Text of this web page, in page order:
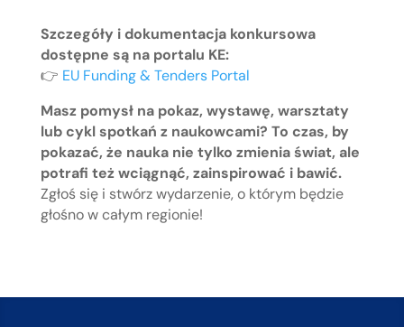
Szczegóły i dokumentacja konkursowa
dostępne są na portalu KE:
👉 EU Funding & Tenders Portal
Masz pomysł na pokaz, wystawę, warsztaty
lub cykl spotkań z naukowcami? To czas, by
pokazać, że nauka nie tylko zmienia świat, ale
potrafi też wciągnąć, zainspirować i bawić.
Zgłoś się i stwórz wydarzenie, o którym będzie
głośno w całym regionie!